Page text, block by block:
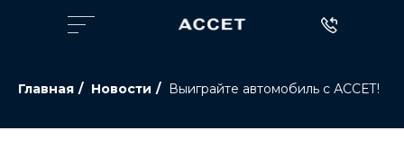
Главная / Новости / Выиграйте автомобиль с АССЕТ!